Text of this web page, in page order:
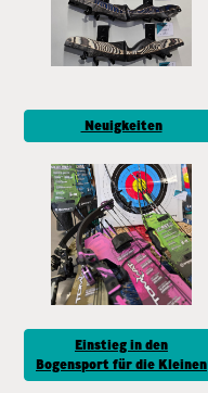
Neuigkeiten
Einstieg in den
Bogensport für die Kleinen